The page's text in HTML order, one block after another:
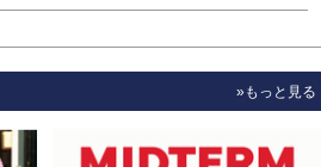
»もっと見る